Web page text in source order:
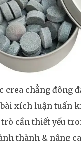
crea chẳng đông
xích luận tuấn
trò cần thiết yếu
thành & nâng